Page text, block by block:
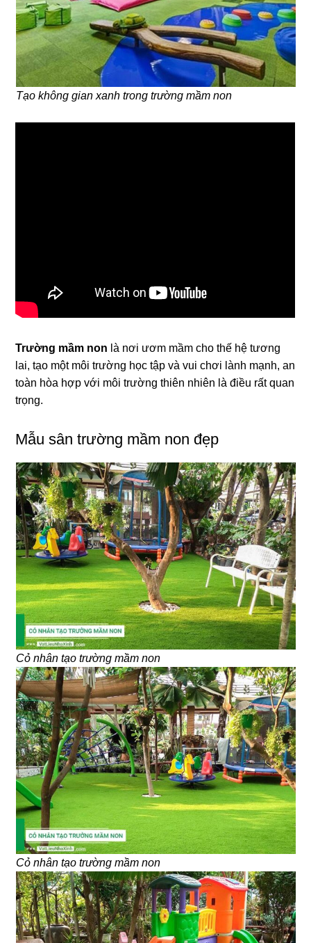
Tạo không gian xanh trong trường mầm non
Trường mầm non là nơi ươm mầm cho thế hệ tương
lai, tạo một môi trường học tập và vui chơi lành mạnh, an
toàn hòa hợp với môi trường thiên nhiên là điều rất quan
trọng.
Mẫu sân trường mầm non đẹp
Cỏ nhân tạo trường mầm non
Cỏ nhân tạo trường mầm non